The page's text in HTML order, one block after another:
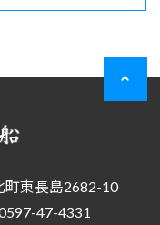
町東長島2682-10
47-4331